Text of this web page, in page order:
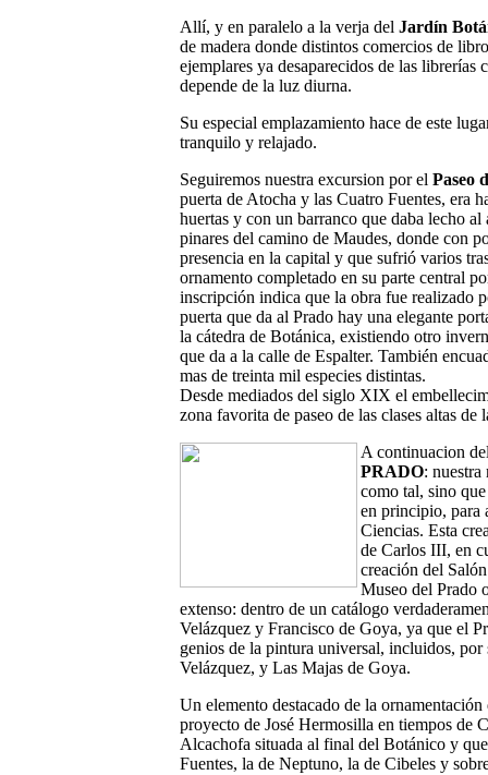
Allí, y en paralelo a la verja del Jardín
de madera donde distintos comercios de
ejemplares ya desaparecidos de las
depende de la luz diurna.
Su especial emplazamiento hace de este
tranquilo y relajado.
Seguiremos nuestra excursion por el Paseo
puerta de Atocha y las Cuatro Fuentes, era
huertas y con un barranco que daba lecho
pinares del camino de Maudes, donde con
presencia en la capital y que sufrió varios
ornamento completado en su parte central
inscripción indica que la obra fue realizado
puerta que da al Prado hay una elegante
la cátedra de Botánica, existiendo otro
que da a la calle de Espalter. También
mas de treinta mil especies distintas.
Desde mediados del siglo XIX el
zona favorita de paseo de las clases altas de
A continuacion
PRADO: nuestra
como tal, sino
en principio, para
Ciencias. Esta
de Carlos III, en
creación del
Museo del Prado
extenso: dentro de un catálogo
Velázquez y Francisco de Goya, ya que el
genios de la pintura universal, incluidos,
Velázquez, y Las Majas de Goya.
Un elemento destacado de la
proyecto de José Hermosilla en tiempos de
Alcachofa situada al final del Botánico y
Fuentes, la de Neptuno, la de Cibeles y